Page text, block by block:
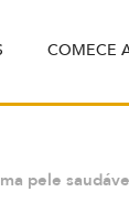
COMECE
pele